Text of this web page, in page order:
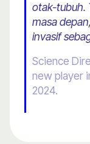
otak-tubuh.
masa
invasif
Science
new player
2024.